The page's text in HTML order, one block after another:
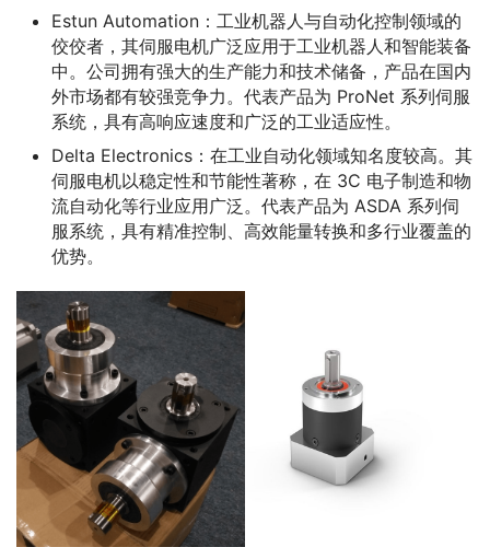
Estun Automation：工业机器人与自动化控制领域的
佼佼者，其伺服电机广泛应用于工业机器人和智能装备
中。公司拥有强大的生产能力和技术储备，产品在国内
外市场都有较强竞争力。代表产品为 ProNet 系列伺服
系统，具有高响应速度和广泛的工业适应性。
Delta Electronics：在工业自动化领域知名度较高。其
伺服电机以稳定性和节能性著称，在 3C 电子制造和物
流自动化等行业应用广泛。代表产品为 ASDA 系列伺
服系统，具有精准控制、高效能量转换和多行业覆盖的
优势。